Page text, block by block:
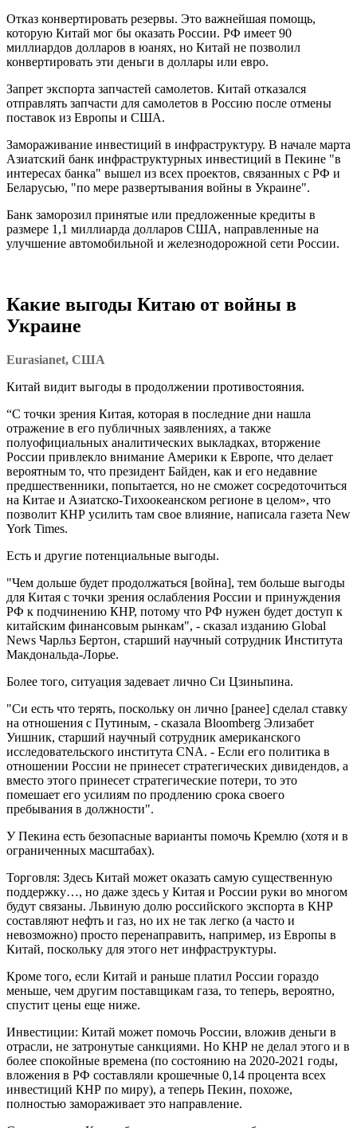
Отказ конвертировать резервы. Это важнейшая помощь,
которую Китай мог бы оказать России. РФ имеет 90
миллиардов долларов в юанях, но Китай не позволил
конвертировать эти деньги в доллары или евро.
Запрет экспорта запчастей самолетов. Китай отказался
отправлять запчасти для самолетов в Россию после отмены
поставок из Европы и США.
Замораживание инвестиций в инфраструктуру. В начале марта
Азиатский банк инфраструктурных инвестиций в Пекине "в
интересах банка" вышел из всех проектов, связанных с РФ и
Беларусью, "по мере развертывания войны в Украине".
Банк заморозил принятые или предложенные кредиты в
размере 1,1 миллиарда долларов США, направленные на
улучшение автомобильной и железнодорожной сети России.
Какие выгоды Китаю от войны в
Украине
Eurasianet, США
Китай видит выгоды в продолжении противостояния.
“С точки зрения Китая, которая в последние дни нашла
отражение в его публичных заявлениях, а также
полуофициальных аналитических выкладках, вторжение
России привлекло внимание Америки к Европе, что делает
вероятным то, что президент Байден, как и его недавние
предшественники, попытается, но не сможет сосредоточиться
на Китае и Азиатско-Тихоокеанском регионе в целом», что
позволит КНР усилить там свое влияние, написала газета New
York Times.
Есть и другие потенциальные выгоды.
"Чем дольше будет продолжаться [война], тем больше выгоды
для Китая с точки зрения ослабления России и принуждения
РФ к подчинению КНР, потому что РФ нужен будет доступ к
китайским финансовым рынкам", - сказал изданию Global
News Чарльз Бертон, старший научный сотрудник Института
Макдональда-Лорье.
Более того, ситуация задевает лично Си Цзиньпина.
"Си есть что терять, поскольку он лично [ранее] сделал ставку
на отношения с Путиным, - сказала Bloomberg Элизабет
Уишник, старший научный сотрудник американского
исследовательского института CNA. - Если его политика в
отношении России не принесет стратегических дивидендов, а
вместо этого принесет стратегические потери, то это
помешает его усилиям по продлению срока своего
пребывания в должности".
У Пекина есть безопасные варианты помочь Кремлю (хотя и в
ограниченных масштабах).
Торговля: Здесь Китай может оказать самую существенную
поддержку…, но даже здесь у Китая и России руки во многом
будут связаны. Львиную долю российского экспорта в КНР
составляют нефть и газ, но их не так легко (а часто и
невозможно) просто перенаправить, например, из Европы в
Китай, поскольку для этого нет инфраструктуры.
Кроме того, если Китай и раньше платил России гораздо
меньше, чем другим поставщикам газа, то теперь, вероятно,
спустит цены еще ниже.
Инвестиции: Китай может помочь России, вложив деньги в
отрасли, не затронутые санкциями. Но КНР не делал этого и в
более спокойные времена (по состоянию на 2020-2021 годы,
вложения в РФ составляли крошечные 0,14 процента всех
инвестиций КНР по миру), а теперь Пекин, похоже,
полностью замораживает это направление.